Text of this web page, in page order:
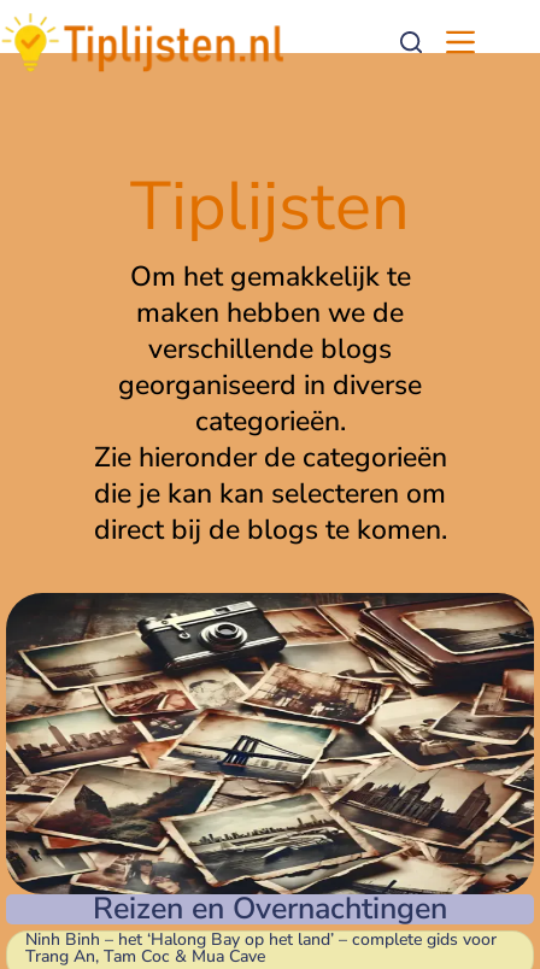
Tiplijsten
Om het gemakkelijk te
maken hebben we de
verschillende blogs
georganiseerd in diverse
categorieën.
Zie hieronder de categorieën
die je kan kan selecteren om
direct bij de blogs te komen.
Reizen en Overnachtingen
Ninh Binh – het ‘Halong Bay op het land’ – complete gids voor
Trang An, Tam Coc & Mua Cave